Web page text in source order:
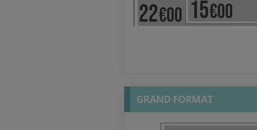
GRAND FORMAT